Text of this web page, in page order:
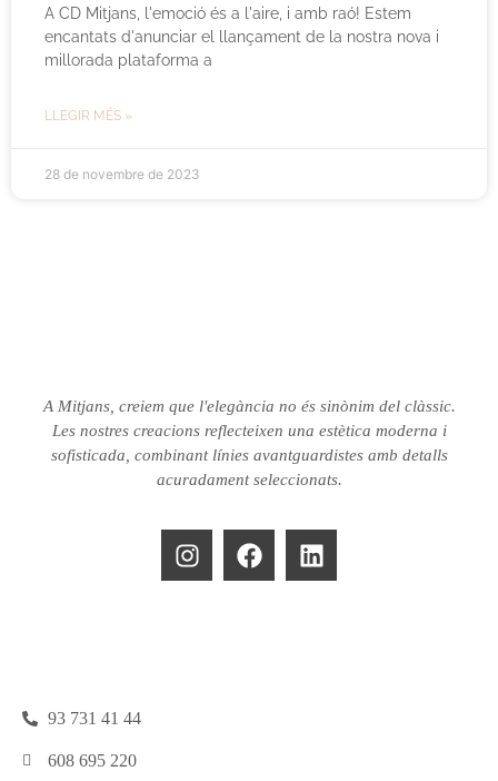
A CD Mitjans, l'emoció és a l'aire, i amb raó! Estem
encantats d'anunciar el llançament de la nostra nova i
millorada plataforma a
LLEGIR MÉS »
28 de novembre de 2023
A Mitjans, creiem que l'elegància no és sinònim del clàssic.
Les nostres creacions reflecteixen una estètica moderna i
sofisticada, combinant línies avantguardistes amb detalls
acuradament seleccionats.
93 731 41 44
608 695 220